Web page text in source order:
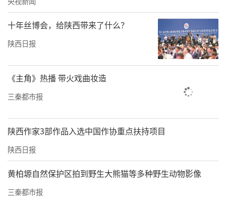
十年丝博会，给陕西带来了什么？
陕西日报
《主角》热播 带火戏曲妆造
三秦都市报
陕西作家3部作品入选中国作协重点扶持项目
陕西日报
黄柏塬自然保护区拍到野生大熊猫等多种野生动物影像
三秦都市报